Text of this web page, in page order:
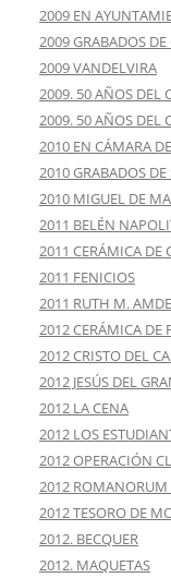
2009 EN
2009 GRABADOS DE
2009 VANDELVIRA
2009. 50 AÑOS DEL
2009. 50 AÑOS DEL
2010 EN CÁMARA
2010 GRABADOS DE
2010 MIGUEL DE
2011 BELÉN
2011 CERÁMICA DE
2011 FENICIOS
2011 RUTH M.
2012 CERÁMICA DE
2012 CRISTO DEL
2012 JESÚS DEL
2012 LA CENA
2012 LOS
2012 OPERACIÓN
2012 ROMANORUM
2012 TESORO DE
2012. BECQUER
2012. MAQUETAS